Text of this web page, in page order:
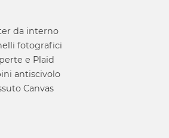
da interno
fotografici
e Plaid
antiscivolo
Canvas